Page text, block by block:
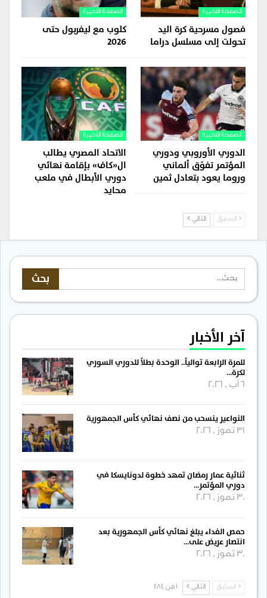
الصفحة الأخيرة
فصول مسرحية كرة اليد
تحولت إلى مسلسل دراما
الصفحة الأخيرة
كلوب مع ليفربول حتى
2026
الصفحة الأخيرة
الدوري الأوروبي ودوري
المؤتمر تفوّق ألماني
وروما يعود بتعادل ثمين
الصفحة الأخيرة
الاتحاد المصري يطالب
ال«كاف» بإقامة نهائي
دوري الأبطال في ملعب
محايد
السابق التالي
آخر الأخبار
للمرة الرابعة توالياً.. الوحدة بطلاً للدوري السوري
لكرة…
النواعير ينسحب من نصف نهائي كأس الجمهورية
31 تموز , 2026
ثنائية عمار رمضان تمهد خطوة لدونايسكا في
دوري المؤتمر…
30 تموز , 2026
حمص الفداء يبلغ نهائي كأس الجمهورية بعد
انتصار عريض على…
30 تموز , 2026
السابق التالي